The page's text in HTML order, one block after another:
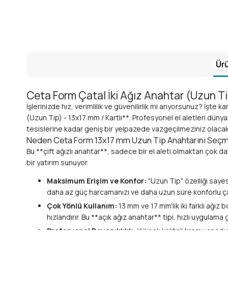
Ceta Form Çatal İki Ağız Anahtar (Uzun
İşlerinizde hız, verimlilik ve güvenilirlik mi arıyorsunuz? İşte
(Uzun Tip) - 13x17 mm / Kartlı**. Profesyonel el aletleri
tesislerine kadar geniş bir yelpazede vazgeçilmeziniz olacak.
Neden Ceta Form 13x17 mm Uzun Tip Anahtarını
Bu **çift ağızlı anahtar**, sadece bir el aleti olmaktan çok
bir yatırım sunuyor.
Maksimum Erişim ve Konfor: "Uzun Tip" özelliği
daha az güç harcamanızı ve daha uzun süre konforlu
Çok Yönlü Kullanım: 13 mm ve 17 mm'lik iki farklı
hızlandırır. Bu **açık ağız anahtar** tipi, hızlı
Profesyonel Dayanıklılık: Yüksek kaliteli krom